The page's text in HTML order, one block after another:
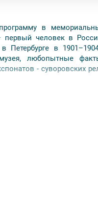
в
первый человек в
Петербурге в
любопытные
- суворовских